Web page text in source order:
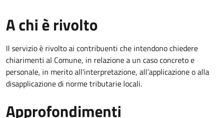
A chi è rivolto
Il servizio è rivolto ai contribuenti che intendono chiedere
chiarimenti al Comune, in relazione a un caso concreto e
personale, in merito all'interpretazione, all’applicazione o alla
disapplicazione di norme tributarie locali.
Approfondimenti